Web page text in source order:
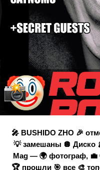
🎤 BUSHIDO ZHO 🎉
💡 замешаны 🪩 Диско
Mag — 🌍 фотограф, 💼
🏆 прошли 🎯 все 🎨